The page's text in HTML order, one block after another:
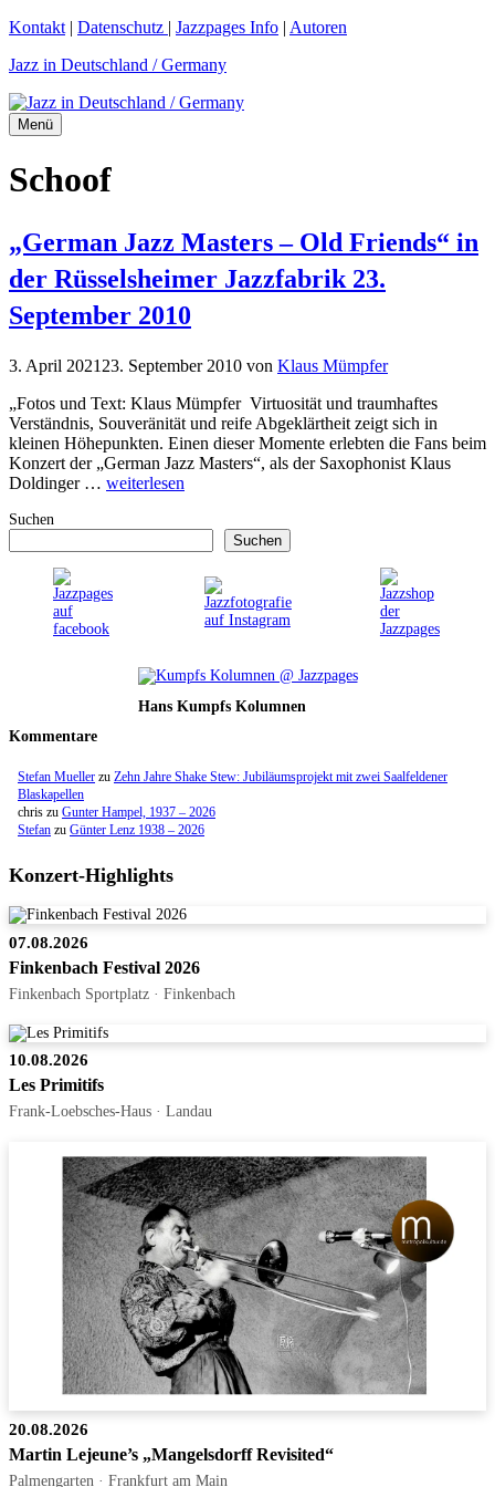
Zum
springen
Kontakt | Datenschutz | Jazzpages Info | Autoren
Jazz in Deutschland / Germany
Menü
Schoof
„German Jazz Masters – Old Friends“ in
der Rüsselsheimer Jazzfabrik 23.
September 2010
3. April 2021 23. September 2010 von Klaus Mümpfer
„Fotos und Text: Klaus Mümpfer Virtuosität und traumhaftes
Verständnis, Souveränität und reife Abgeklärtheit zeigt sich in
kleinen Höhepunkten. Einen dieser Momente erlebten die Fans beim
Konzert der „German Jazz Masters“, als der Saxophonist Klaus
Doldinger … weiterlesen
Suchen
Suchen
Hans Kumpfs Kolumnen
Kommentare
Stefan Mueller zu Zehn Jahre Shake Stew: Jubiläumsprojekt mit zwei Saalfeldener
Blaskapellen
chris zu Gunter Hampel, 1937 – 2026
Stefan zu Günter Lenz 1938 – 2026
Konzert-Highlights
07.08.2026
Finkenbach Festival 2026
Finkenbach Sportplatz · Finkenbach
10.08.2026
Les Primitifs
Frank-Loebsches-Haus · Landau
20.08.2026
Martin Lejeune’s „Mangelsdorff Revisited“
Palmengarten · Frankfurt am Main